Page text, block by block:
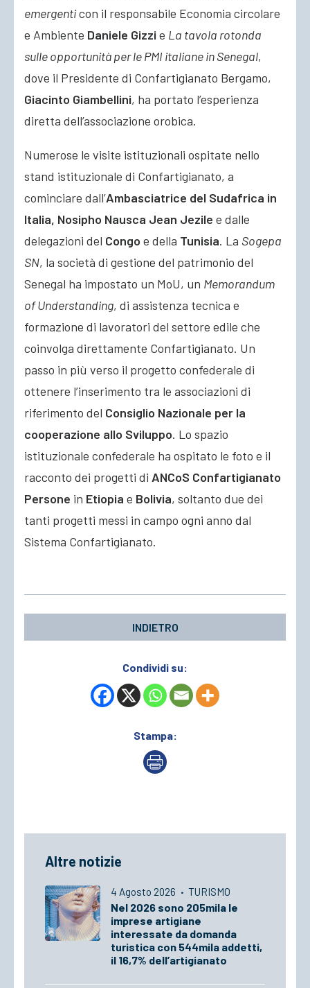
emergenticon il responsabile Economia circolare
e Ambiente Daniele Gizzi e La tavola rotonda
sulle opportunità per le PMI italiane in Senegal,
dove il Presidente di Confartigianato Bergamo,
Giacinto Giambellini, ha portato l’esperienza
diretta dell’associazione orobica.
Numerose le visite istituzionali ospitate nello
stand istituzionale di Confartigianato, a
cominciare dall’Ambasciatrice del Sudafrica in
Italia, Nosipho Nausca Jean Jezile e dalle
delegazioni del Congo e della Tunisia. La Sogepa
SN, la società di gestione del patrimonio del
Senegal ha impostato un MoU, un Memorandum
of Understanding, di assistenza tecnica e
formazione di lavoratori del settore edile che
coinvolga direttamente Confartigianato. Un
passo in più verso il progetto confederale di
ottenere l’inserimento tra le associazioni di
riferimento del Consiglio Nazionale per la
cooperazione allo Sviluppo. Lo spazio
istituzionale confederale ha ospitato le foto e il
racconto dei progetti di ANCoS Confartigianato
Persone in Etiopia e Bolivia, soltanto due dei
tanti progetti messi in campo ogni anno dal
Sistema Confartigianato.
INDIETRO
Condividi su:
Stampa:
Altre notizie
4 Agosto 2026 · TURISMO
Nel 2026 sono 205mila le
imprese artigiane
interessate da domanda
turistica con 544mila addetti,
il 16,7% dell’artigianato